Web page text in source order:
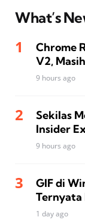
What’s
Chrome
V2,
9 hours ago
Sekilas
Insider
9 hours ago
GIF di
Ternyata
1 day ago